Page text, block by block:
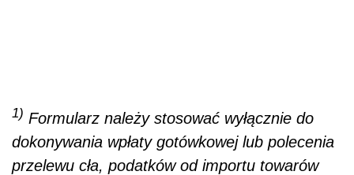
1) Formularz należy stosować wyłącznie do
dokonywania wpłaty gotówkowej lub polecenia
przelewu cła, podatków od importu towarów